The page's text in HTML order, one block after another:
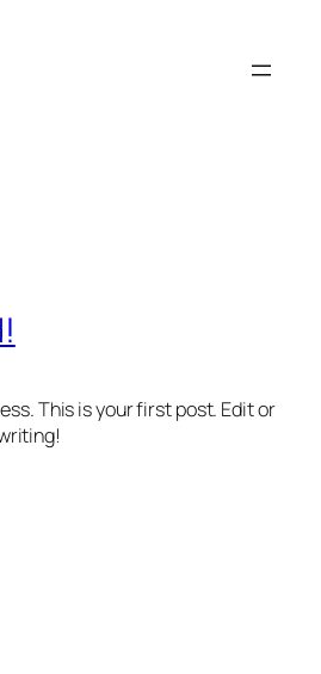
This is your first post. Edit or